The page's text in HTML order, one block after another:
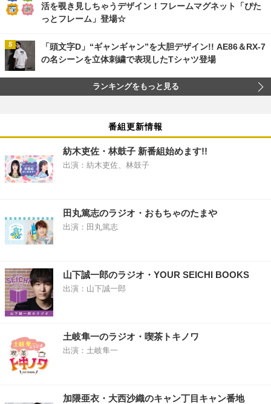
活を覗き見しちゃうデザイン！フレームマグネット「ぴた
っとフレーム」登場☆
「頭文字D」“ギャンギャン”を大胆デザイン!! AE86＆RX-7
の名シーンを立体刺繍で表現したTシャツ登場
ランキングをもっと見る
番組更新情報
紡木吏佐・林鼓子 新番組始めます!!
出演：紡木吏佐、林鼓子
田丸篤志のラジオ・おもちゃのたまや
出演：田丸篤志
山下誠一郎のラジオ・YOUR SEICHI BOOKS
出演：山下誠一郎
土岐隼一のラジオ・喫茶トキノワ
出演：土岐隼一
加隈亜衣・大西沙織のキャン丁目キャン番地